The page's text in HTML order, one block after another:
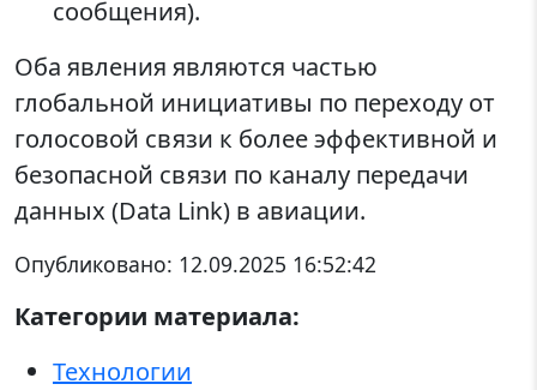
сообщения).
Оба явления являются частью
глобальной инициативы по переходу от
голосовой связи к более эффективной и
безопасной связи по каналу передачи
данных (Data Link) в авиации.
Опубликовано: 12.09.2025 16:52:42
Категории материала:
Технологии